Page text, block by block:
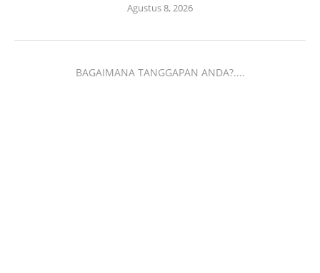
Agustus 8, 2026
BAGAIMANA TANGGAPAN ANDA?....